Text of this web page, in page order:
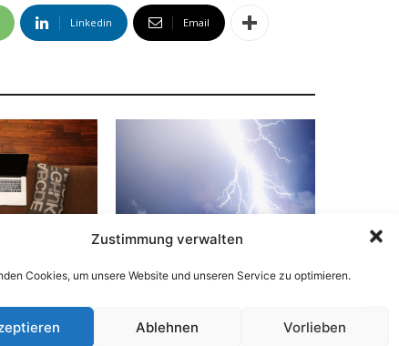
Zustimmung verwalten
Cookies, um unsere Website und unseren Service zu optimieren.
Ablehnen Vorlieben
Linkedin Email
Ratgeber Energie
Blitzschutz im Haus schont